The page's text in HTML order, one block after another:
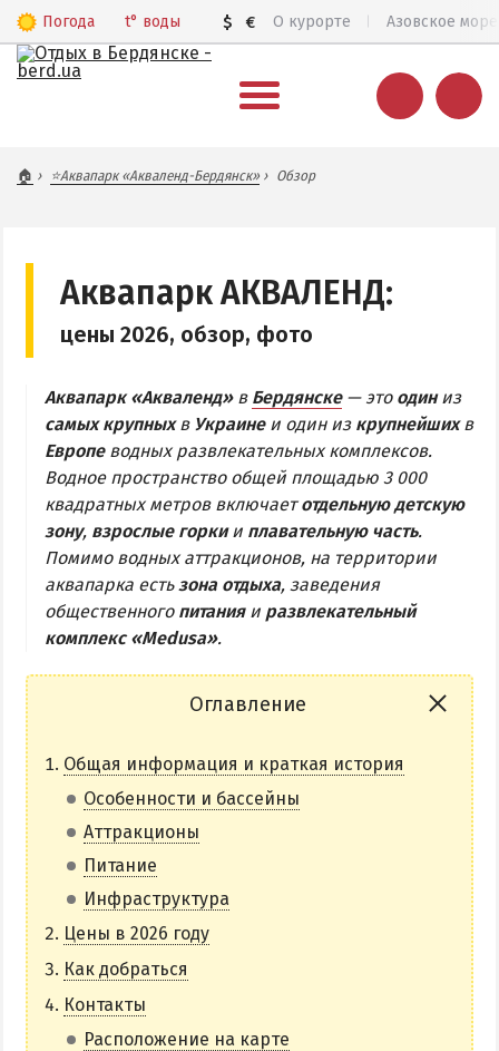
Погода t° воды $ € О курорте Азовское море
Цены 2026
Веб-камеры
КАРТА БЕРДЯНСКА
Городская часть
Бердянская коса
БЕРДЯНСКАЯ КОСА
Ближняя коса
Средняя коса
АЗМОЛ
ВЕРХОВАЯ
КОЛОНИЯ
КУРОРТ
ЛИСКИ
МАКОРТЫ
НАГОРНАЯ ЧАСТЬ
🏠 ⭐Аквапарк «Акваленд-Бердянск» Обзор
Аквапарк АКВАЛЕНД:
цены 2026, обзор, фото
Аквапарк «Акваленд»в Бердянске— это одиниз
самых крупныхв Украинеи один из крупнейшихв
Европеводных развлекательных комплексов.
Водное пространство общей площадью 3 000
квадратных метров включаетотдельную детскую
зону, взрослые горкии плавательную часть.
Помимо водных аттракционов, на территории
аквапарка естьзона отдыха, заведения
общественного питанияи развлекательный
комплекс «Medusa».
Оглавление
Общая информация и краткая история
Особенности и бассейны
Аттракционы
Питание
Инфраструктура
Цены в 2026 году
Как добраться
Контакты
Расположение на карте